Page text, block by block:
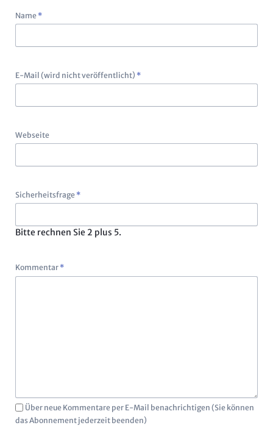
Pflichtfeld
Name *
Pflichtfeld
E-Mail (wird nicht veröffentlicht) *
Webseite
Pflichtfeld
Sicherheitsfrage *
Bitte rechnen Sie 2 plus 5.
Pflichtfeld
Kommentar *
Über neue Kommentare per E-Mail benachrichtigen (Sie können
das Abonnement jederzeit beenden)